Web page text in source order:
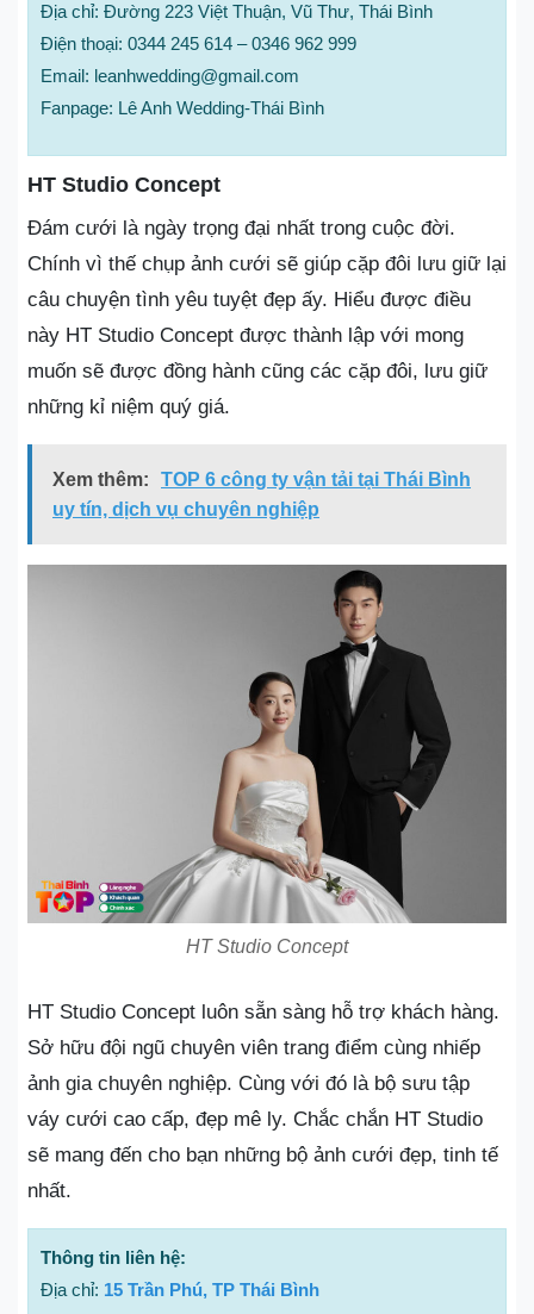
Địa chỉ: Đường 223 Việt Thuận, Vũ Thư, Thái Bình
Điện thoại: 0344 245 614 – 0346 962 999
Email: leanhwedding@gmail.com
Fanpage: Lê Anh Wedding-Thái Bình
HT Studio Concept
Đám cưới là ngày trọng đại nhất trong cuộc đời.
Chính vì thế chụp ảnh cưới sẽ giúp cặp đôi lưu giữ lại
câu chuyện tình yêu tuyệt đẹp ấy. Hiểu được điều
này HT Studio Concept được thành lập với mong
muốn sẽ được đồng hành cũng các cặp đôi, lưu giữ
những kỉ niệm quý giá.
Xem thêm:
TOP 6 công ty vận tải tại Thái Bình
uy tín, dịch vụ chuyên nghiệp
HT Studio Concept
HT Studio Concept luôn sẵn sàng hỗ trợ khách hàng.
Sở hữu đội ngũ chuyên viên trang điểm cùng nhiếp
ảnh gia chuyên nghiệp. Cùng với đó là bộ sưu tập
váy cưới cao cấp, đẹp mê ly. Chắc chắn HT Studio
sẽ mang đến cho bạn những bộ ảnh cưới đẹp, tinh tế
nhất.
Thông tin liên hệ:
Địa chỉ: 15 Trần Phú, TP Thái Bình